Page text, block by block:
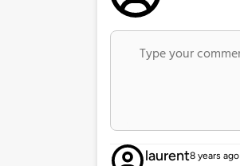
laurent8 years ago